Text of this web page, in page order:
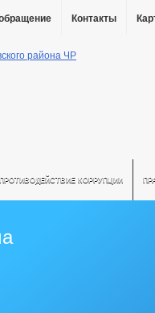
Контакты
ПРОТИВОДЕЙСТВИЕ КОРРУПЦИИ